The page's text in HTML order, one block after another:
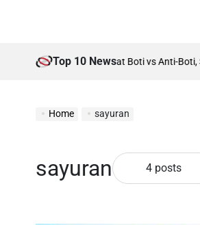
Top 10 News
Tuan Rumah Debat Boti vs Anti-Boti,
Home sayuran
sayuran 4 posts